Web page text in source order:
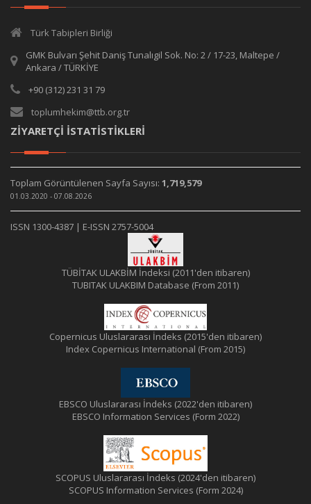
Türk Tabipleri Birliği
GMK Bulvarı Şehit Daniş Tunalıgil Sok. No: 2 / 17-23, Maltepe /
Ankara / TÜRKİYE
+90 (312) 231 31 79
toplumhekim@ttb.org.tr
ZİYARETÇİ İSTATİSTİKLERİ
Toplam Görüntülenen Sayfa Sayısı: 1,719,579
01.03.2020 - 07.08.2026
ISSN 1300-4387 | E-ISSN 2757-5004
TÜBİTAK ULAKBİM İndeksi (2011'den itibaren)
TUBITAK ULAKBIM Database (From 2011)
Copernicus Uluslararası İndeks (2015'den itibaren)
Index Copernicus International (From 2015)
EBSCO Uluslararası İndeks (2022'den itibaren)
EBSCO Information Services (Form 2022)
SCOPUS Uluslararası İndeks (2024'den itibaren)
SCOPUS Information Services (Form 2024)